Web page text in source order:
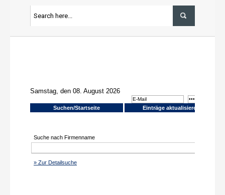
Einträge aktualisieren
für Premiumkunden: 15. Oktober 2026
unsere PC-App in der Cloud? Auch für Mac und Tablet